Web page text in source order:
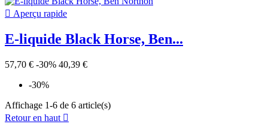
 Aperçu rapide
E-liquide Black Horse, Ben...
57,70 € -30% 40,39 €
-30%
Affichage 1-6 de 6 article(s)
Retour en haut 